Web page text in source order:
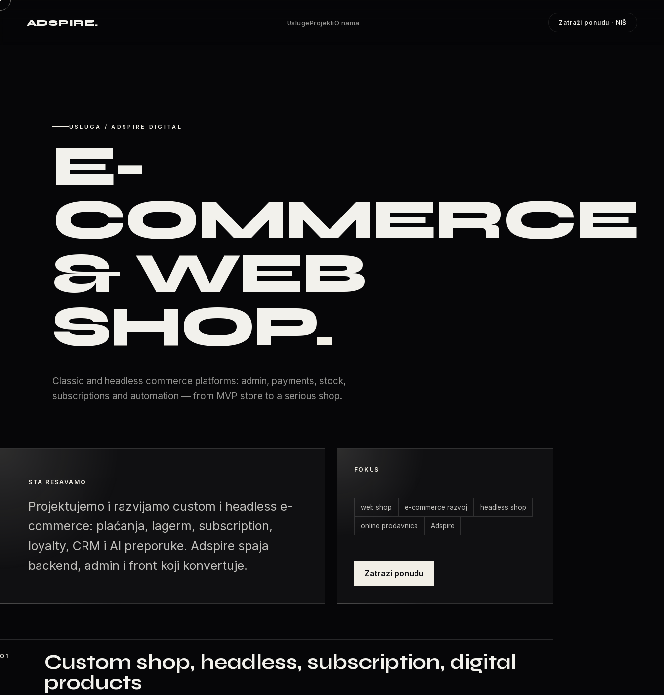
ADSPIRE. UslugeProjektiO nama Zatraži ponudu · NIŠ
USLUGA / ADSPIRE DIGITAL
E-
COMMERCE
& WEB
SHOP.
Classic and headless commerce platforms: admin, payments, stock,
subscriptions and automation — from MVP store to a serious shop.
STA RESAVAMO
Projektujemo i razvijamo custom i headless e-
commerce: plaćanja, lagerm, subscription,
loyalty, CRM i AI preporuke. Adspire spaja
backend, admin i front koji konvertuje.
FOKUS
web shop e-commerce razvoj headless shop
online prodavnica Adspire
Zatrazi ponudu
01
Custom shop, headless, subscription, digital
products